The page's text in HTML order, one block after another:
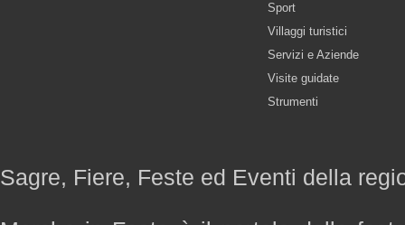
Sport
Villaggi turistici
Servizi e Aziende
Visite guidate
Strumenti
Sagre, Fiere, Feste ed Eventi della